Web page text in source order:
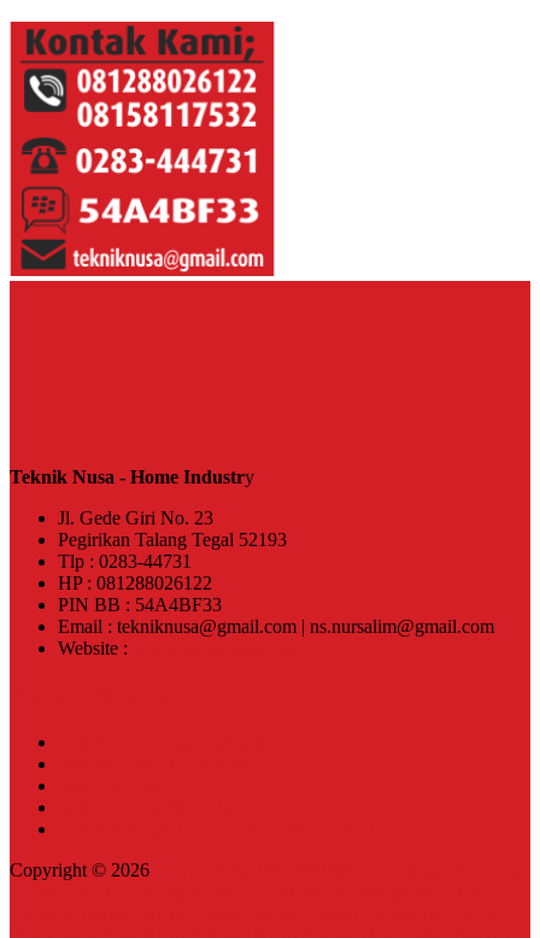
Teknik Nusa - Home Industry
Jl. Gede Giri No. 23
Pegirikan Talang Tegal 52193
Tlp : 0283-44731
HP : 081288026122
PIN BB : 54A4BF33
Email : tekniknusa@gmail.com | ns.nursalim@gmail.com
Website :
Copyright © 2026